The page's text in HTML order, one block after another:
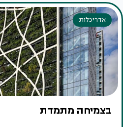
אדריכלות
בצמיחה מתמדת